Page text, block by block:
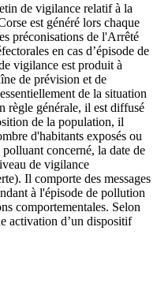
de vigilance relatif à la
est généré lors chaque
préconisations de l'Arrêté
en cas d’épisode de
vigilance est produit à
de prévision et de
de la situation
règle générale, il est diffusé
de la population, il
d'habitants exposés ou
concerné, la date de
de vigilance
Il comporte des messages
à l'épisode de pollution
comportementales. Selon
activation d’un dispositif